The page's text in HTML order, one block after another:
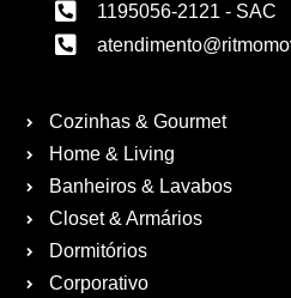
1195056-2121 - SAC
Cozinhas & Gourmet
Home & Living
Banheiros & Lavabos
Closet & Armários
Dormitórios
Corporativo